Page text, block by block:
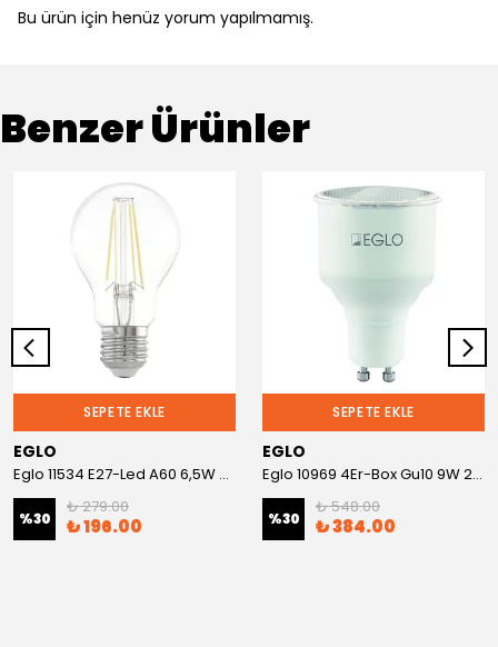
Bu ürün için henüz yorum yapılmamış.
Benzer Ürünler
SEPETE EKLE
EGLO
Eglo 11534 E27-Led A60 6,5W 2700K
%30
₺ 279.00
₺ 196.00
SEPETE EKLE
EGLO
Eglo 10969 4Er-Box Gu10 9W 2700K
%30
₺ 548.00
₺ 384.00